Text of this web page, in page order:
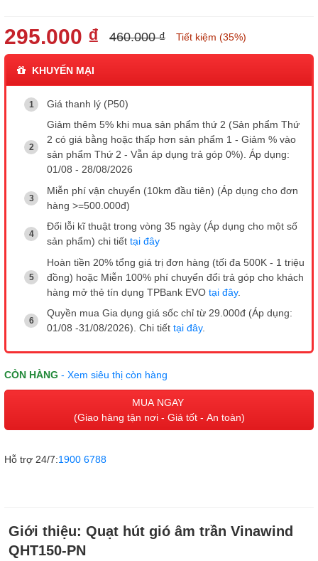
295.000 ₫ 460.000 ₫ Tiết kiệm (35%)
KHUYẾN MẠI
Giá thanh lý (P50)
Giảm thêm 5% khi mua sản phẩm thứ 2 (Sản phẩm Thứ
2 có giá bằng hoặc thấp hơn sản phẩm 1 - Giảm % vào
sản phẩm Thứ 2 - Vẫn áp dụng trả góp 0%). Áp dụng:
01/08 - 28/08/2026
Miễn phí vận chuyển (10km đầu tiên) (Áp dụng cho đơn
hàng >=500.000đ)
Đổi lỗi kĩ thuật trong vòng 35 ngày (Áp dụng cho một số
sản phẩm) chi tiết tại đây
Hoàn tiền 20% tổng giá trị đơn hàng (tối đa 500K - 1 triệu
đồng) hoặc Miễn 100% phí chuyển đổi trả góp cho khách
hàng mở thẻ tín dụng TPBank EVO tại đây.
Quyền mua Gia dụng giá sốc chỉ từ 29.000đ (Áp dụng:
01/08 -31/08/2026). Chi tiết tại đây.
CÒN HÀNG - Xem siêu thị còn hàng
MUA NGAY
(Giao hàng tận nơi - Giá tốt - An toàn)
Hỗ trợ 24/7:1900 6788
Giới thiệu: Quạt hút gió âm trần Vinawind
QHT150-PN